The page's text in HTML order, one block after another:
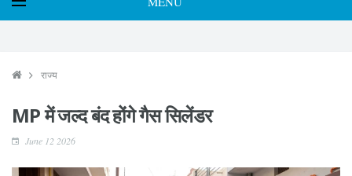
राज्य
MP में जल्द बंद होंगे गैस सिलेंडर
June 12 2026